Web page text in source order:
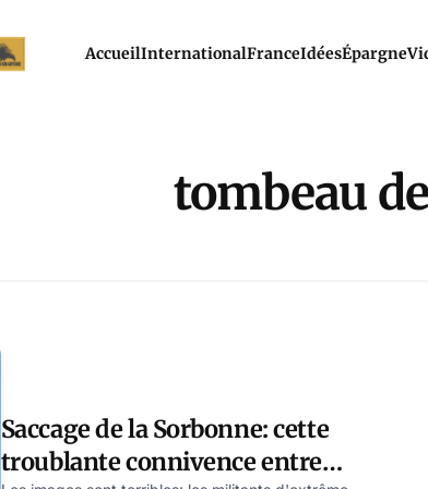
AccueilInternationalFranceIdéesÉpargne
tombeau
Saccage de la Sorbonne: cette
troublante connivence entre